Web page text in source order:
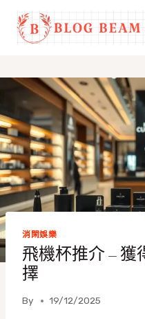
Skip
content
消閑娛樂
飛機杯推介 –
擇
By 19/12/2025